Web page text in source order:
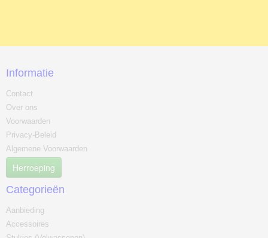
Informatie
Contact
Over ons
Voorwaarden
Privacy-Beleid
Algemene Voorwaarden
Herroeping
Categorieën
Aanbieding
Accessoires